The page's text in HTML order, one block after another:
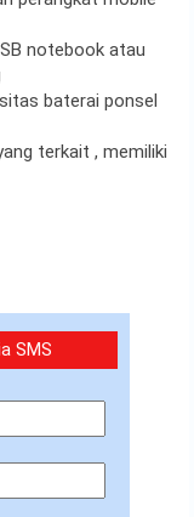
notebook atau
baterai ponsel
terkait , memiliki
SMS